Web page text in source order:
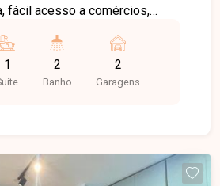
fácil acesso a comércios,
e qualidade de vida no
social, cozinha com
e ofurô, ideal para momentos
quem
1 2
Banho
2
Garagens